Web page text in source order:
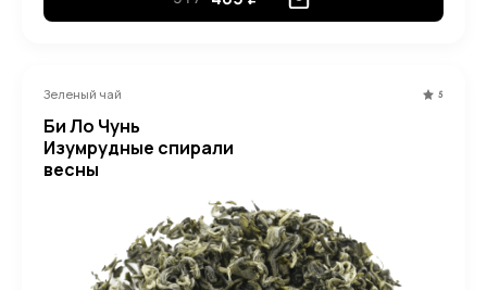
Зеленый чай 5
Би Ло Чунь
Изумрудные спирали
весны